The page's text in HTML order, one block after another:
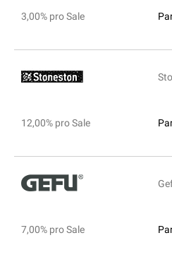
3,00% pro Sale
12,00% pro Sale
7,00% pro Sale